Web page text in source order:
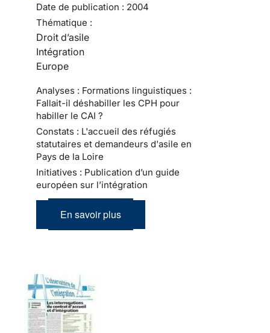
Date de publication : 2004
Thématique :
Droit d’asile
Intégration
Europe
Analyses : Formations linguistiques :
Fallait-il déshabiller les CPH pour
habiller le CAI ?
Constats : L'accueil des réfugiés
statutaires et demandeurs d'asile en
Pays de la Loire
Initiatives : Publication d’un guide
européen sur l’intégration
En savoir plus